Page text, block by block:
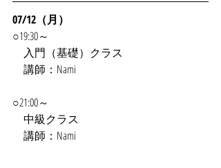
07/12（月）
○19:30～
入門（基礎）クラス
講師：Nami
○21:00～
中級クラス
講師：Nami